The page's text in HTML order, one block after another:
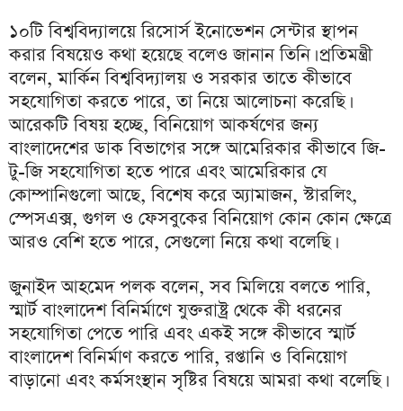
১০টি বিশ্ববিদ্যালয়ে রিসোর্স ইনোভেশন সেন্টার স্থাপন
করার বিষয়েও কথা হয়েছে বলেও জানান তিনি। প্রতিমন্ত্রী
বলেন, মার্কিন বিশ্ববিদ্যালয় ও সরকার তাতে কীভাবে
সহযোগিতা করতে পারে, তা নিয়ে আলোচনা করেছি।
আরেকটি বিষয় হচ্ছে, বিনিয়োগ আকর্ষণের জন্য
বাংলাদেশের ডাক বিভাগের সঙ্গে আমেরিকার কীভাবে জি-
টু-জি সহযোগিতা হতে পারে এবং আমেরিকার যে
কোম্পানিগুলো আছে, বিশেষ করে অ্যামাজন, স্টারলিং,
স্পেসএক্স, গুগল ও ফেসবুকের বিনিয়োগ কোন কোন ক্ষেত্রে
আরও বেশি হতে পারে, সেগুলো নিয়ে কথা বলেছি।
জুনাইদ আহমেদ পলক বলেন, সব মিলিয়ে বলতে পারি,
স্মার্ট বাংলাদেশ বিনির্মাণে যুক্তরাষ্ট্র থেকে কী ধরনের
সহযোগিতা পেতে পারি এবং একই সঙ্গে কীভাবে স্মার্ট
বাংলাদেশ বিনির্মাণ করতে পারি, রপ্তানি ও বিনিয়োগ
বাড়ানো এবং কর্মসংস্থান সৃষ্টির বিষয়ে আমরা কথা বলেছি।